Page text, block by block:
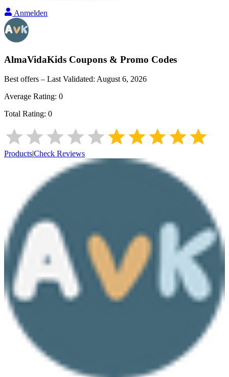
Anmelden
AlmaVidaKids Coupons & Promo Codes
Best offers – Last Validated: August 6, 2026
Average Rating: 0
Total Rating: 0
Products|Check Reviews